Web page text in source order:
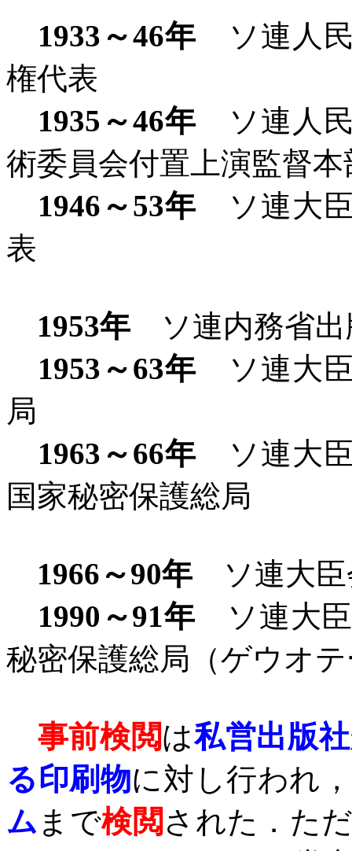
1933 ～46年 ソ連人
権代表
1935 ～46年 ソ連人
術委員会付置上演監督
1946 ～53年 ソ連大
表
1953年 ソ連内務省出
1953 ～63年 ソ連大
局
1963 ～66年 ソ連大
国家秘密保護総局
1966 ～90年 ソ連大臣
1990 ～91年 ソ連大臣
秘密保護総局（ゲウオ
事前検閲は私営出版社
る印刷物に対し行われ，
ム まで検閲 された．た